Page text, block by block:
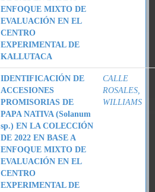
ENFOQUE MIXTO DE
EVALUACIÓN EN EL
CENTRO
EXPERIMENTAL DE
KALLUTACA
IDENTIFICACIÓN DE
ACCESIONES
PROMISORIAS DE
PAPA NATIVA (Solanum
sp.) EN LA COLECCIÓN
DE 2022 EN BASE A
ENFOQUE MIXTO DE
EVALUACIÓN EN EL
CENTRO
EXPERIMENTAL DE
CALLE
ROSALES,
WILLIAMS